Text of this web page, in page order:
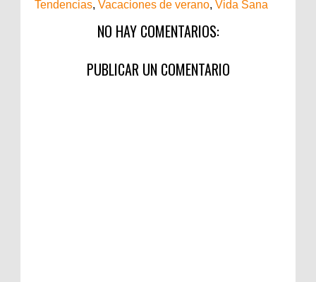
Tendencias, Vacaciones de verano, Vida Sana
NO HAY COMENTARIOS:
PUBLICAR UN COMENTARIO